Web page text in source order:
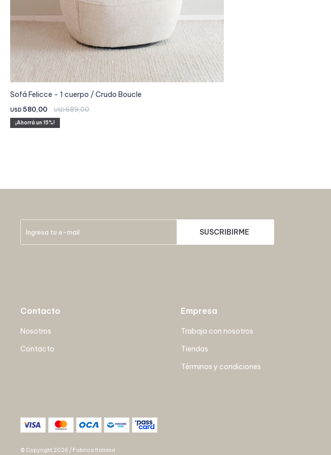
Sofá Felicce - 1 cuerpo / Crudo Boucle
USD 580,00 USD689,00
15
SUSCRIBIRME
Contacto
Nosotros
Contacto
Empresa
Trabaja con nosotros
Tiendas
Términos y condiciones
© Copyright 2026 / Fabrica Italiana